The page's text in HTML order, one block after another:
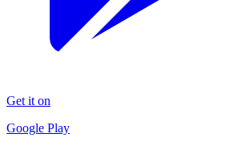
Get it on
Google Play